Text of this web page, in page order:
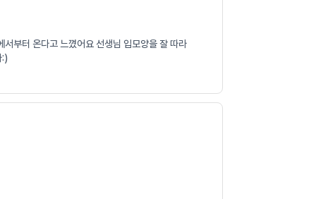
부터 온다고 느꼈어요 선생님 입모양을 잘 따라
:)